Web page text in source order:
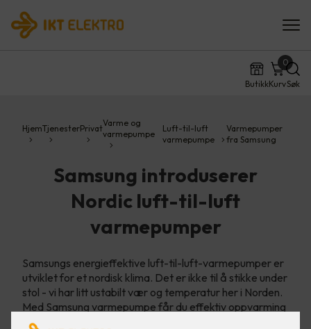
ButikkKurv
0
Søk
HjemTjenesterPrivat
Varme og
varmepumpe
Luft-til-luft
varmepumpe
Varmepumper
fra Samsung
Samsung introduserer
Nordic luft-til-luft
varmepumper
Samsungs energieffektive luft-til-luft-varmepumper er
utviklet for et nordisk klima. Det er ikke til å stikke under
stol - vi har litt ustabilt vær og temperatur her i Norden.
Med Samsung varmepumpe får du effektiv oppvarming
om vinteren og kjøling om sommeren!